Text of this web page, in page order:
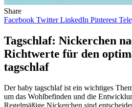
Share
Facebook Twitter LinkedIn Pinterest
Tagschlaf: Nickerchen
Richtwerte für den
tagschlaf
Der baby tagschlaf ist ein wichtiges
um das Wohlbefinden und die
Regelmäßige Nickerchen sind